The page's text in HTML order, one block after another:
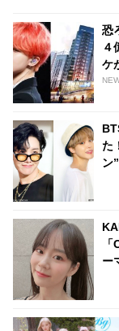
のは・・
恐
４
ケ
の
た
ン
ー